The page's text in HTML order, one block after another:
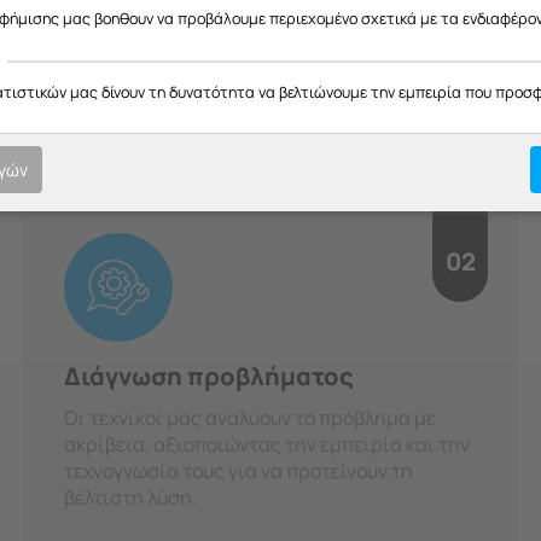
H Διαδικασία μας
εξυπηρέτηση σε κάθε
υπευθυνότητα.
02
Διάγνωση προβλήματος
Οι τεχνικοί μας αναλύουν το πρόβλημα με
ακρίβεια, αξιοποιώντας την εμπειρία και την
τεχνογνωσία τους για να προτείνουν τη
βέλτιστη λύση.
μας βοηθουν να προβάλουμε περιεχομένο σχετικά με τα
μας δίνουν τη δυνατότητα να βελτιώνουμε την εμπειρία που